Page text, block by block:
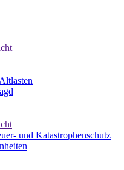
und Katastrophenschutz